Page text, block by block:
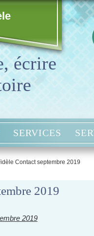
écrire
SERVICES
Contact septembre 2019
2019
2019